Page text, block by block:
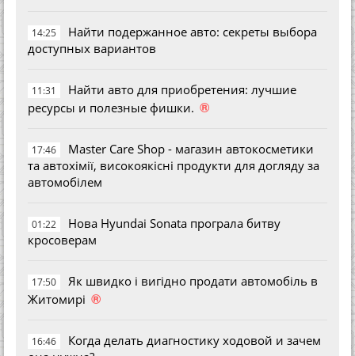
14:25
Найти подержанное авто: секреты выбора
доступных вариантов
11:31
Найти авто для приобретения: лучшие
ресурсы и полезные фишки. ®
17:46
Master Care Shop - магазин автокосметики
та автохімії, високоякісні продукти для догляду за
автомобілем
01:22
Нова Hyundai Sonata програла битву
кросоверам
17:50
Як швидко і вигідно продати автомобіль в
Житомирі ®
16:46
Когда делать диагностику ходовой и зачем